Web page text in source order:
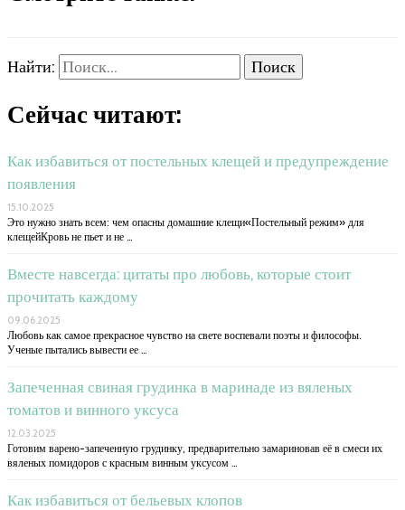
Найти:
Сейчас читают:
Как избавиться от постельных клещей и предупреждение
появления
15.10.2025
Это нужно знать всем: чем опасны домашние клещи«Постельный режим» для
клещейКровь не пьет и не …
Вместе навсегда: цитаты про любовь, которые стоит
прочитать каждому
09.06.2025
Любовь как самое прекрасное чувство на свете воспевали поэты и философы.
Ученые пытались вывести ее …
Запеченная свиная грудинка в маринаде из вяленых
томатов и винного уксуса
12.03.2025
Готовим варено-запеченную грудинку, предварительно замариновав её в смеси их
вяленых помидоров с красным винным уксусом …
Как избавиться от бельевых клопов